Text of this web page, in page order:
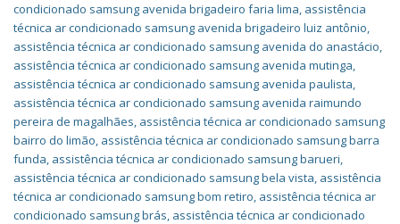
condicionado samsung avenida brigadeiro faria lima, assistência
técnica ar condicionado samsung avenida brigadeiro luiz antônio,
assistência técnica ar condicionado samsung avenida do anastácio,
assistência técnica ar condicionado samsung avenida mutinga,
assistência técnica ar condicionado samsung avenida paulista,
assistência técnica ar condicionado samsung avenida raimundo
pereira de magalhães, assistência técnica ar condicionado samsung
bairro do limão, assistência técnica ar condicionado samsung barra
funda, assistência técnica ar condicionado samsung barueri,
assistência técnica ar condicionado samsung bela vista, assistência
técnica ar condicionado samsung bom retiro, assistência técnica ar
condicionado samsung brás, assistência técnica ar condicionado